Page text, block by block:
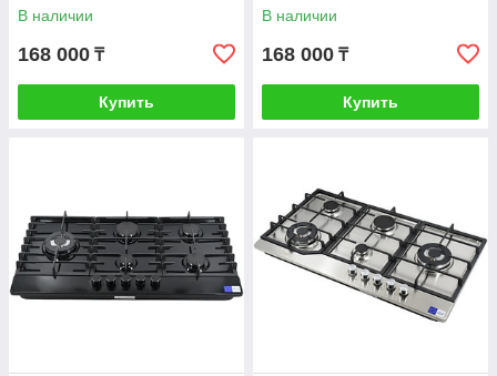
В наличии
168 000 ₸
Купить
В наличии
168 000 ₸
Купить